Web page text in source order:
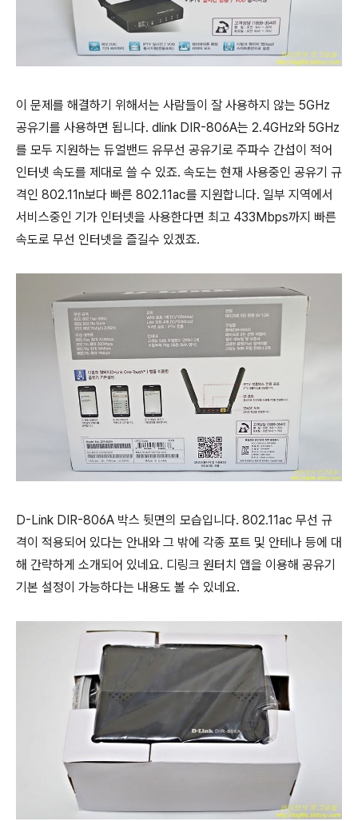
이 문제를 해결하기 위해서는 사람들이 잘 사용하지 않는 5GHz
공유기를 사용하면 됩니다. dlink DIR-806A는 2.4GHz와 5GHz
를 모두 지원하는 듀얼밴드 유무선 공유기로 주파수 간섭이 적어
인터넷 속도를 제대로 쓸 수 있죠. 속도는 현재 사용중인 공유기 규
격인 802.11n보다 빠른 802.11ac를 지원합니다. 일부 지역에서
서비스중인 기가 인터넷을 사용한다면 최고 433Mbps까지 빠른
속도로 무선 인터넷을 즐길수 있겠죠.
D-Link DIR-806A 박스 뒷면의 모습입니다. 802.11ac 무선 규
격이 적용되어 있다는 안내와 그 밖에 각종 포트 및 안테나 등에 대
해 간략하게 소개되어 있네요. 디링크 원터치 앱을 이용해 공유기
기본 설정이 가능하다는 내용도 볼 수 있네요.